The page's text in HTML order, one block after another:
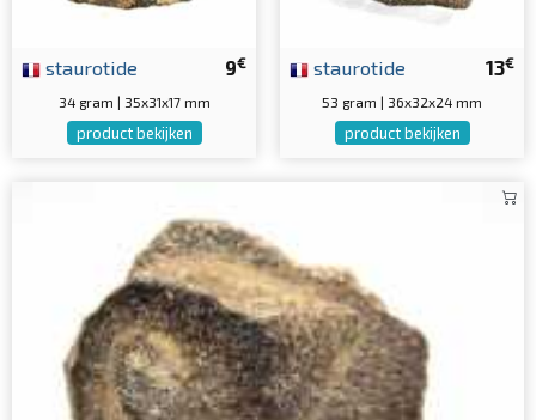
9€
staurotide
34 gram | 35x31x17 mm
product bekijken
13€
staurotide
53 gram | 36x32x24 mm
product bekijken